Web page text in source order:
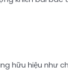
hữu hiệu như